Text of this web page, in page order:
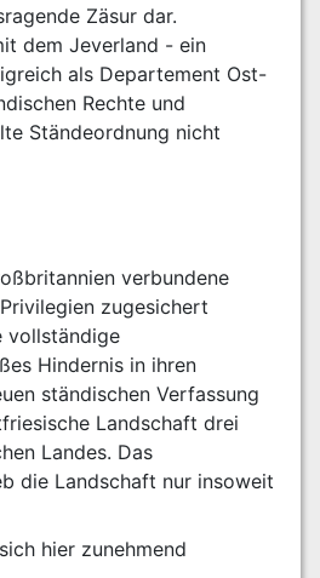
Zäsur dar.
dem Jeverland - ein
als Departement Ost-
Rechte und
Ständeordnung nicht
verbundene
zugesichert
vollständige
Hindernis in ihren
ständischen Verfassung
Landschaft drei
Landes. Das
die Landschaft nur insoweit
hier zunehmend